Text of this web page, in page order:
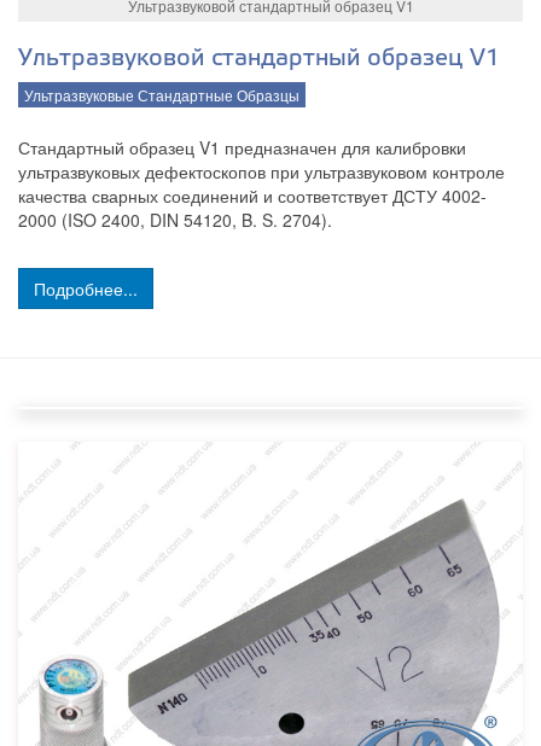
Ультразвуковой стандартный образец V1
Ультразвуковой стандартный образец V1
Ультразвуковые Стандартные Образцы
Стандартный образец V1 предназначен для калибровки
ультразвуковых дефектоскопов при ультразвуковом контроле
качества сварных соединений и соответствует ДСТУ 4002-
2000 (ISO 2400, DIN 54120, B. S. 2704).
Подробнее...